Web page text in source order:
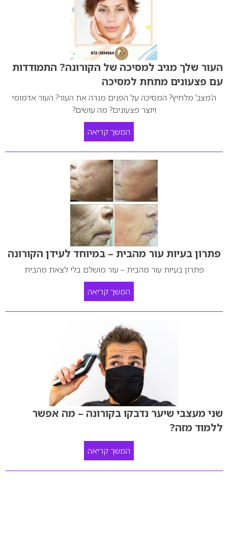
העור שלך מגיב למסיכה של הקורונה? התמודדות
עם פצעונים מתחת למסיכה
ה’מצב’ מלחיץ? המסיכה על הפנים מגרה את העור? העור אדמומי
ויוצר פצעונים? מה עושים?
המשך קריאה
פתרון בעיות עור מהבית – במיוחד לעידן הקורונה
פתרון בעיות עור מהבית – עור מושלם בלי לצאת מהבית
המשך קריאה
שני מעצבי שיער נדבקו בקורונה – מה אפשר
ללמוד מזה?
המשך קריאה